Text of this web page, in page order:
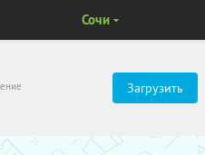
Загрузить
Сочи